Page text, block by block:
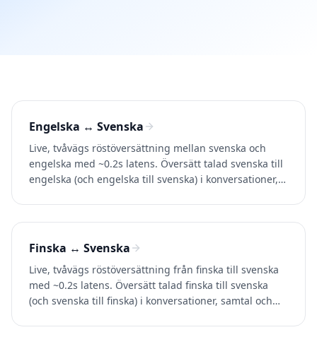
Engelska ↔ Svenska
Live, tvåvägs röstöversättning mellan svenska och
engelska med ~0.2s latens. Översätt talad svenska till
engelska (och engelska till svenska) i konversationer,
Finska ↔ Svenska
Live, tvåvägs röstöversättning från finska till svenska
med ~0.2s latens. Översätt talad finska till svenska
(och svenska till finska) i konversationer, samtal och